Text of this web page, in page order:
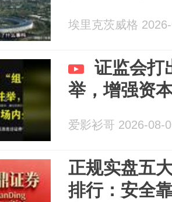
埃里克茨威格
证监会打
举，增强资
爱影衫哥 2026-08-
正规实盘五
排行：安全